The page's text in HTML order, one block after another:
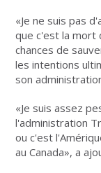
«Je ne suis pas
que c'est la mort
chances de
les intentions
son
«Je suis assez
l'administration
ou c'est
au Canada», a